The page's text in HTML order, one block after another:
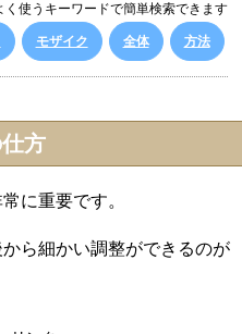
く使うキーワードで簡単検索できます
モザイク 全体 方法
方
に重要です。
ら細かい調整ができるのが